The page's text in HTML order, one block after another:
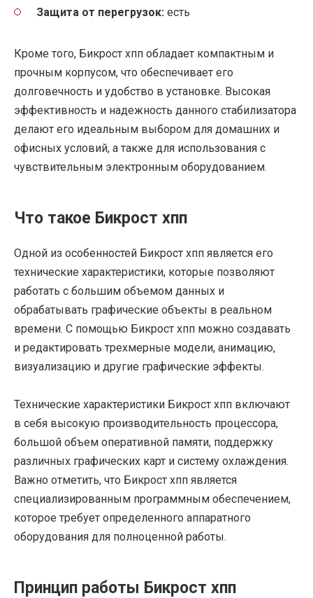
Защита от перегрузок: есть
Кроме того, Бикрост хпп обладает компактным и
прочным корпусом, что обеспечивает его
долговечность и удобство в установке. Высокая
эффективность и надежность данного стабилизатора
делают его идеальным выбором для домашних и
офисных условий, а также для использования с
чувствительным электронным оборудованием.
Что такое Бикрост хпп
Одной из особенностей Бикрост хпп является его
технические характеристики, которые позволяют
работать с большим объемом данных и
обрабатывать графические объекты в реальном
времени. С помощью Бикрост хпп можно создавать
и редактировать трехмерные модели, анимацию,
визуализацию и другие графические эффекты.
Технические характеристики Бикрост хпп включают
в себя высокую производительность процессора,
большой объем оперативной памяти, поддержку
различных графических карт и систему охлаждения.
Важно отметить, что Бикрост хпп является
специализированным программным обеспечением,
которое требует определенного аппаратного
оборудования для полноценной работы.
Принцип работы Бикрост хпп